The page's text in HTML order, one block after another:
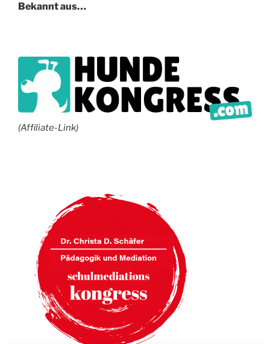
Bekannt aus…
(Affiliate-Link)